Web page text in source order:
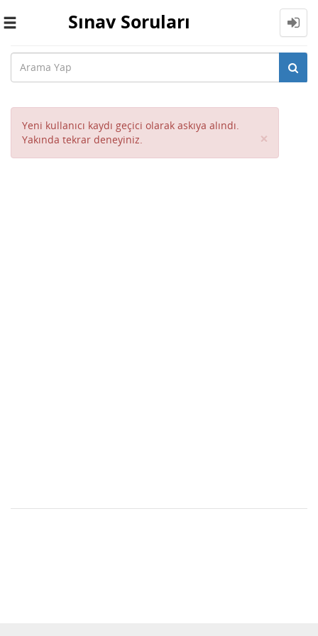
Toggle
Sınav Soruları
Yeni kullanıcı kaydı geçici olarak askıya alındı.
Yakında tekrar deneyiniz.
×